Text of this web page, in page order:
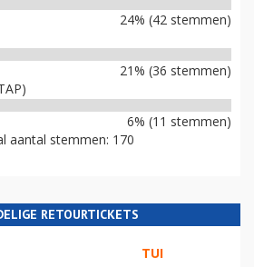
24% (42 stemmen)
21% (36 stemmen)
6% (11 stemmen)
aantal stemmen: 170
RETOURTICKETS
TUI